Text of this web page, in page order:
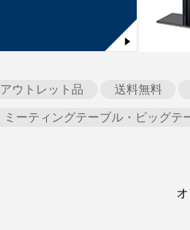
アウトレット品 送料無料
ミーティングテーブル・ビッグテ